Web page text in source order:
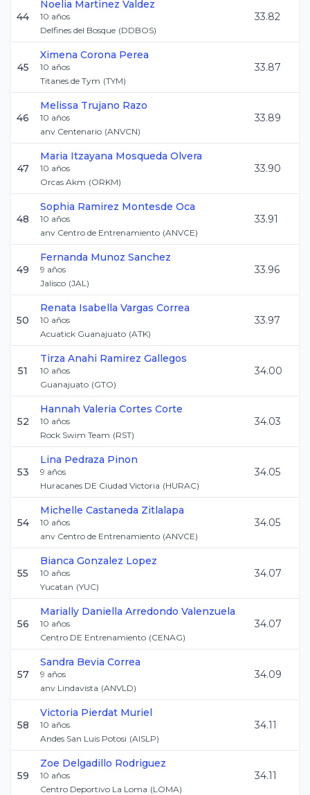
44
Noelia Martinez Valdez
10 años
Delfines del Bosque (DDBOS)
33.82
45
Ximena Corona Perea
10 años
Titanes de Tym (TYM)
33.87
46
Melissa Trujano Razo
10 años
anv Centenario (ANVCN)
33.89
47
Maria Itzayana Mosqueda Olvera
10 años
Orcas Akm (ORKM)
33.90
48
Sophia Ramirez Montesde Oca
10 años
anv Centro de Entrenamiento (ANVCE)
33.91
49
Fernanda Munoz Sanchez
9 años
Jalisco (JAL)
33.96
50
Renata Isabella Vargas Correa
10 años
Acuatick Guanajuato (ATK)
33.97
51
Tirza Anahi Ramirez Gallegos
10 años
Guanajuato (GTO)
34.00
52
Hannah Valeria Cortes Corte
10 años
Rock Swim Team (RST)
34.03
53
Lina Pedraza Pinon
9 años
Huracanes DE Ciudad Victoria (HURAC)
34.05
54
Michelle Castaneda Zitlalapa
10 años
anv Centro de Entrenamiento (ANVCE)
34.05
55
Bianca Gonzalez Lopez
10 años
Yucatan (YUC)
34.07
56
Marially Daniella Arredondo Valenzuela
10 años
Centro DE Entrenamiento (CENAG)
34.07
57
Sandra Bevia Correa
9 años
anv Lindavista (ANVLD)
34.09
58
Victoria Pierdat Muriel
10 años
Andes San Luis Potosi (AISLP)
34.11
59
Zoe Delgadillo Rodriguez
10 años
Centro Deportivo La Loma (LOMA)
34.11